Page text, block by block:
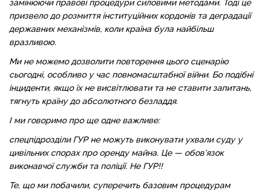
замінюючи правові процедури силовими методами. Тоді це
призвело до розмиття інституційних кордонів та деградації
державних механізмів, коли країна була найбільш
вразливою.
Ми не можемо дозволити повторення цього сценарію
сьогодні, особливо у час повномасштабної війни. Бо подібні
інциденти, якщо їх не висвітлювати та не ставити запитань,
тягнуть країну до абсолютного безладдя.
І ми говоримо про ще одне важливе:
спецпідрозділи ГУР не можуть виконувати ухвали суду у
цивільних спорах про оренду майна. Це — обов’язок
виконавчої служби та поліції. Не ГУР!!
Те, що ми побачили, суперечить базовим процедурам